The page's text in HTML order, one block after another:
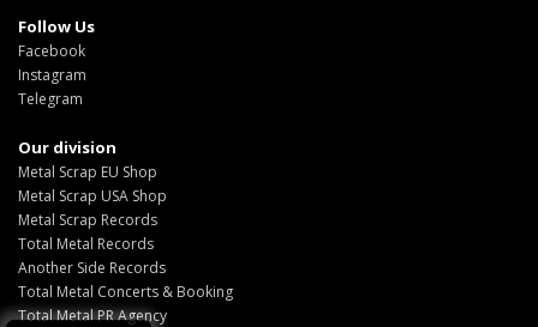
Follow Us
Facebook
Instagram
Telegram
Our division
Metal Scrap EU Shop
Metal Scrap USA Shop
Metal Scrap Records
Total Metal Records
Another Side Records
Total Metal Concerts & Booking
Total Metal PR Agency